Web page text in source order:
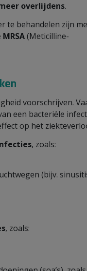
overlijdens.
te behandelen zijn
(Meticilline-
voorschrijven.
een bacteriële
op het
, zoals:
(bijv.
, zoals: